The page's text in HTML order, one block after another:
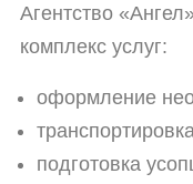
Агентство
комплекс услуг:
оформление
подготовка